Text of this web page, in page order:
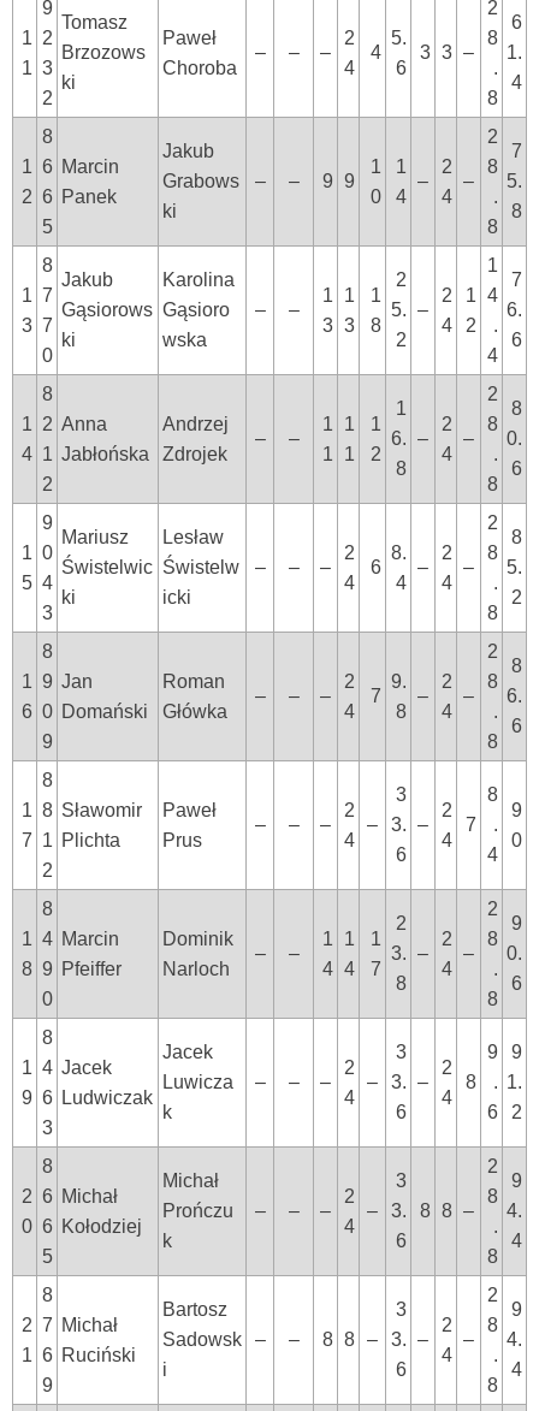
1
1
9
2
3
2
Tomasz
Brzozows
ki
Paweł
Choroba
– – –
2
4
4
5.
6
3 3 –
2
8
.
8
6
1.
4
1
2
8
6
6
5
Marcin
Panek
Jakub
Grabows
ki
– – 9 9
1
0
1
4
–
2
4
–
2
8
.
8
7
5.
8
1
3
8
7
7
0
Jakub
Gąsiorows
ki
Karolina
Gąsioro
wska
– –
1
3
1
3
1
8
2
5.
2
–
2
4
1
2
1
4
.
4
7
6.
6
1
4
8
2
1
2
Anna
Jabłońska
Andrzej
Zdrojek
– –
1
1
1
1
1
2
1
6.
8
–
2
4
–
2
8
.
8
8
0.
6
1
5
9
0
4
3
Mariusz
Świstelwic
ki
Lesław
Świstelw
icki
– – –
2
4
6
8.
4
–
2
4
–
2
8
.
8
8
5.
2
1
6
8
9
0
9
Jan
Domański
Roman
Główka
– – –
2
4
7
9.
8
–
2
4
–
2
8
.
8
8
6.
6
1
7
8
8
1
2
Sławomir
Plichta
Paweł
Prus
– – –
2
4
–
3
3.
6
–
2
4
7
8
.
4
9
0
1
8
8
4
9
0
Marcin
Pfeiffer
Dominik
Narloch
– –
1
4
1
4
1
7
2
3.
8
–
2
4
–
2
8
.
8
9
0.
6
1
9
8
4
6
3
Jacek
Ludwiczak
Jacek
Luwicza
k
– – –
2
4
–
3
3.
6
–
2
4
8
9
.
6
9
1.
2
2
0
8
6
6
5
Michał
Kołodziej
Michał
Prończu
k
– – –
2
4
–
3
3.
6
8 8 –
2
8
.
8
9
4.
4
2
1
8
7
6
9
Michał
Ruciński
Bartosz
Sadowsk
i
– – 8 8 –
3
3.
6
–
2
4
–
2
8
.
8
9
4.
4